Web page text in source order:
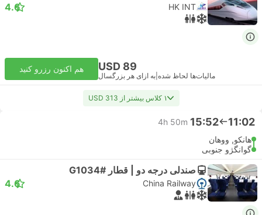
HK INT
4.6
USD 89
مالیات‌ها لحاظ شده به ازای هر بزرگسال
هم اکنون رزرو کنید
۱ کلاس بیشتر از USD 313
11:02
15:52
4h 50m
هانکو, ووهان
گوانگژو جنوبی
صندلی درجه دو | قطار #G1034
China Railway
4.6